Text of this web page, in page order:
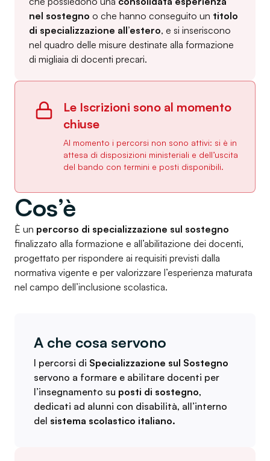
nel sostegno o che hanno conseguito un titolo
di specializzazione all’estero, e si inseriscono
nel quadro delle misure destinate alla formazione
di migliaia di docenti precari.
Le Iscrizioni sono al momento
chiuse
Al momento i percorsi non sono attivi: si è in
attesa di disposizioni ministeriali e dell’uscita
del bando con termini e posti disponibili.
Cos’è
È un percorso di specializzazione sul sostegno
finalizzato alla formazione e all’abilitazione dei docenti,
progettato per rispondere ai requisiti previsti dalla
normativa vigente e per valorizzare l’esperienza maturata
nel campo dell’inclusione scolastica.
A che cosa servono
I percorsi di Specializzazione sul Sostegno
servono a formare e abilitare docenti per
l’insegnamento su posti di sostegno,
dedicati ad alunni con disabilità, all’interno
del sistema scolastico italiano.